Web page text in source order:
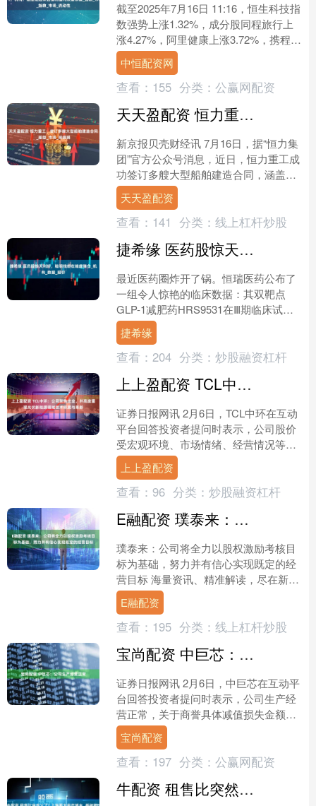
截至2025年7月16日 11:16，恒生科技指
数强势上涨1.32%，成分股同程旅行上
涨4.27%，阿里健康上涨3.72%，携程集
团-S上涨3.69%，腾讯音乐....
中恒配资网
查看： 155 分类： 公赢网配资
天天盈配资 恒力重工：签订多艘大型船舶建造合同_船型_市场_杨娟娟
新京报贝壳财经讯 7月16日，据“恒力集
团”官方公众号消息，近日，恒力重工成
功签订多艘大型船舶建造合同，涵盖散
货船、集装箱船和油轮等多个高端船
型。此次系列订单的....
天天盈配资
查看： 141 分类： 线上杠杆炒股
捷希缘 医药股惊天利好，聪明钱却在暗度陈仓_机构_数据_股价
最近医药圈炸开了锅。恒瑞医药公布了
一组令人惊艳的临床数据：其双靶点
GLP-1减肥药HRS9531在Ⅲ期临床试验
中，最高减重效果达到17.7%，88%的
受试者体重....
捷希缘
查看： 204 分类： 炒股融资杠杆
上上盈配资 TCL中环：公司聚焦主业，并高度重视光伏新能源领域技术积累与革新
证券日报网讯 2月6日，TCL中环在互动
平台回答投资者提问时表示，公司股价
受宏观环境、市场情绪、经营情况等综
合因素影响。公司聚焦主业，并高度重
视光伏新能源领域技....
上上盈配资
查看： 96 分类： 炒股融资杠杆
E融配资 璞泰来：公司将全力以股权激励考核目标为基础，努力并有信心实现既定的经营目标
璞泰来：公司将全力以股权激励考核目
标为基础，努力并有信心实现既定的经
营目标 海量资讯、精准解读，尽在新浪
财经APP....
E融配资
查看： 195 分类： 线上杠杆炒股
宝尚配资 中巨芯：公司生产经营正常
证券日报网讯 2月6日，中巨芯在互动平
台回答投资者提问时表示，公司生产经
营正常，关于商誉具体减值损失金额可
关注公司后续披露的定期报告相关内
容。公司也将持续提升管....
宝尚配资
查看： 197 分类： 公赢网配资
牛配资 租售比突然火了? 上海两大房产博主, 撕破脸battle…